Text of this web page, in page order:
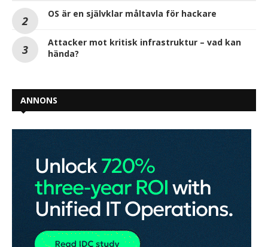
OS är en självklar måltavla för hackare
Attacker mot kritisk infrastruktur – vad kan
hända?
ANNONS